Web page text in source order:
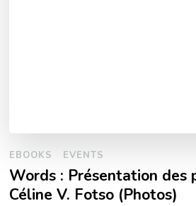
EBOOKS EVENTS
Words : Présentation des
Céline V. Fotso (Photos)